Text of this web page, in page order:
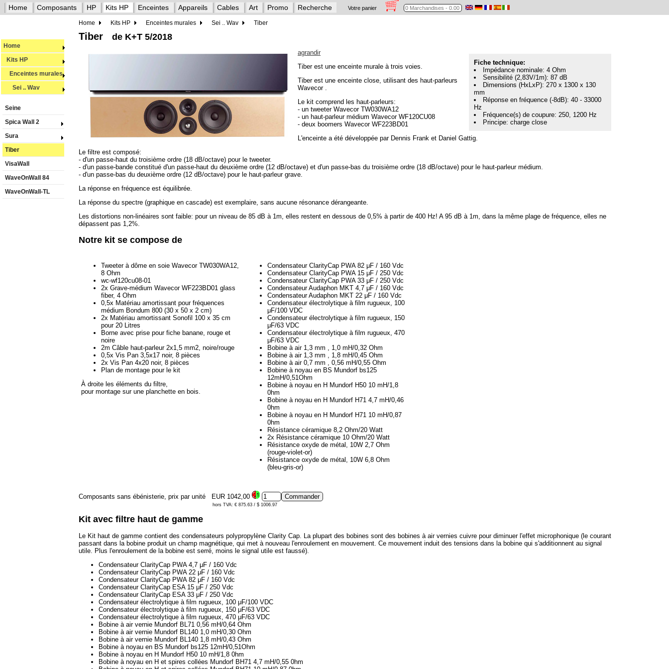
Home Composants HP Kits HP Enceintes Appareils Cables Art Promo Recherche Votre panier
Home Kits HP Enceintes murales Sei .. Wav Tiber
Home
Kits HP
Enceintes murales
Sei .. Wav
Seine
Spica Wall 2
Sura
Tiber
VisaWall
WaveOnWall 84
WaveOnWall-TL
Tiber de K+T 5/2018
Fiche technique:
Impédance nominale: 4 Ohm
Sensibilité (2,83V/1m): 87 dB
Dimensions (HxLxP): 270 x 1300 x 130
mm
Réponse en fréquence (-8dB): 40 - 33000
Hz
Fréquence(s) de coupure: 250, 1200 Hz
Principe: charge close
agrandir
Tiber est une enceinte murale à trois voies.
Tiber est une enceinte close, utilisant des haut-parleurs
Wavecor .
Le kit comprend les haut-parleurs:
- un tweeter Wavecor TW030WA12
- un haut-parleur médium Wavecor WF120CU08
- deux boomers Wavecor WF223BD01
L'enceinte a été développée par Dennis Frank et Daniel Gattig.
Le filtre est composé:
- d'un passe-haut du troisième ordre (18 dB/octave) pour le tweeter.
- d'un passe-bande constitué d'un passe-haut du deuxième ordre (12 dB/octave) et d'un passe-bas du troisième ordre (18 dB/octave) pour le haut-parleur médium.
- d'un passe-bas du deuxième ordre (12 dB/octave) pour le haut-parleur grave.
La réponse en fréquence est équilibrée.
La réponse du spectre (graphique en cascade) est exemplaire, sans aucune résonance dérangeante.
Les distortions non-linéaires sont faible: pour un niveau de 85 dB à 1m, elles restent en dessous de 0,5% à partir de 400 Hz! A 95 dB à 1m, dans la même plage de fréquence, elles ne
dépassent pas 1,2%.
Notre kit se compose de
Tweeter à dôme en soie Wavecor TW030WA12,
8 Ohm
wc-wf120cu08-01
2x Grave-médium Wavecor WF223BD01 glass
fiber, 4 Ohm
0,5x Matériau amortissant pour fréquences
médium Bondum 800 (30 x 50 x 2 cm)
2x Matériau amortissant Sonofil 100 x 35 cm
pour 20 Litres
Borne avec prise pour fiche banane, rouge et
noire
2m Câble haut-parleur 2x1,5 mm2, noire/rouge
0,5x Vis Pan 3,5x17 noir, 8 pièces
2x Vis Pan 4x20 noir, 8 pièces
Plan de montage pour le kit
À droite les éléments du filtre,
pour montage sur une planchette en bois.
Condensateur ClarityCap PWA 82 μF / 160 Vdc
Condensateur ClarityCap PWA 15 μF / 250 Vdc
Condensateur ClarityCap PWA 33 μF / 250 Vdc
Condensateur Audaphon MKT 4,7 μF / 160 Vdc
Condensateur Audaphon MKT 22 μF / 160 Vdc
Condensateur électrolytique à film rugueux, 100
μF/100 VDC
Condensateur électrolytique à film rugueux, 150
μF/63 VDC
Condensateur électrolytique à film rugueux, 470
μF/63 VDC
Bobine à air 1,3 mm , 1,0 mH/0,32 Ohm
Bobine à air 1,3 mm , 1,8 mH/0,45 Ohm
Bobine à air 0,7 mm , 0,56 mH/0,55 Ohm
Bobine à noyau en BS Mundorf bs125
12mH/0,51Ohm
Bobine à noyau en H Mundorf H50 10 mH/1,8
0hm
Bobine à noyau en H Mundorf H71 4,7 mH/0,46
0hm
Bobine à noyau en H Mundorf H71 10 mH/0,87
0hm
Résistance céramique 8,2 Ohm/20 Watt
2x Résistance céramique 10 Ohm/20 Watt
Résistance oxyde de métal, 10W 2,7 Ohm
(rouge-violet-or)
Résistance oxyde de métal, 10W 6,8 Ohm
(bleu-gris-or)
Composants sans ébénisterie, prix par unité EUR 1042,00
hors TVA: € 875.63 / $ 1006.97
Kit avec filtre haut de gamme
Le Kit haut de gamme contient des condensateurs polypropylène Clarity Cap. La plupart des bobines sont des bobines à air vernies cuivre pour diminuer l'effet microphonique (le courant
passant dans la bobine produit un champ magnétique, qui met à nouveau l'enroulement en mouvement. Ce mouvement induit des tensions dans la bobine qui s'additionnent au signal
utile. Plus l'enroulement de la bobine est serré, moins le signal utile est faussé).
Condensateur ClarityCap PWA 4,7 μF / 160 Vdc
Condensateur ClarityCap PWA 22 μF / 160 Vdc
Condensateur ClarityCap PWA 82 μF / 160 Vdc
Condensateur ClarityCap ESA 15 μF / 250 Vdc
Condensateur ClarityCap ESA 33 μF / 250 Vdc
Condensateur électrolytique à film rugueux, 100 μF/100 VDC
Condensateur électrolytique à film rugueux, 150 μF/63 VDC
Condensateur électrolytique à film rugueux, 470 μF/63 VDC
Bobine à air vernie Mundorf BL71 0,56 mH/0,64 Ohm
Bobine à air vernie Mundorf BL140 1,0 mH/0,30 Ohm
Bobine à air vernie Mundorf BL140 1,8 mH/0,43 Ohm
Bobine à noyau en BS Mundorf bs125 12mH/0,51Ohm
Bobine à noyau en H Mundorf H50 10 mH/1,8 0hm
Bobine à noyau en H et spires collées Mundorf BH71 4,7 mH/0,55 0hm